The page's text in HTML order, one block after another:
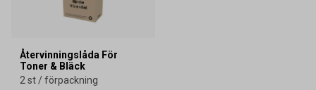
Återvinningslåda För
Toner & Bläck
2 st / förpackning